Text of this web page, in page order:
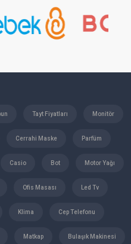
Tayt Fiyatları Monitör
Cerrahi Maske Parfüm
Casio Bot Motor Yağı
Ofis Masası Led Tv
Klima Cep Telefonu
Matkap Bulaşık Makinesi